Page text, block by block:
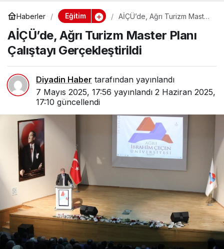
Haberler Eğitim
AİÇÜ’de, Ağrı Turizm Master
Gerçekleştirildi
AİÇÜ’de, Ağrı Turizm Master Planı
Çalıştayı Gerçekleştirildi
Diyadin Haber tarafından yayınlandı
7 Mayıs 2025, 17:56 yayınlandı 2 Haziran 2025,
17:10 güncellendi